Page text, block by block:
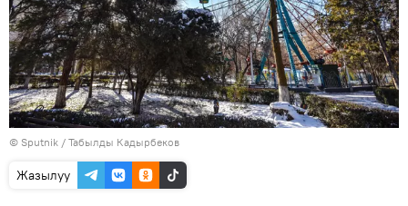
© Sputnik / Табылды Кадырбеков
Жазылуу